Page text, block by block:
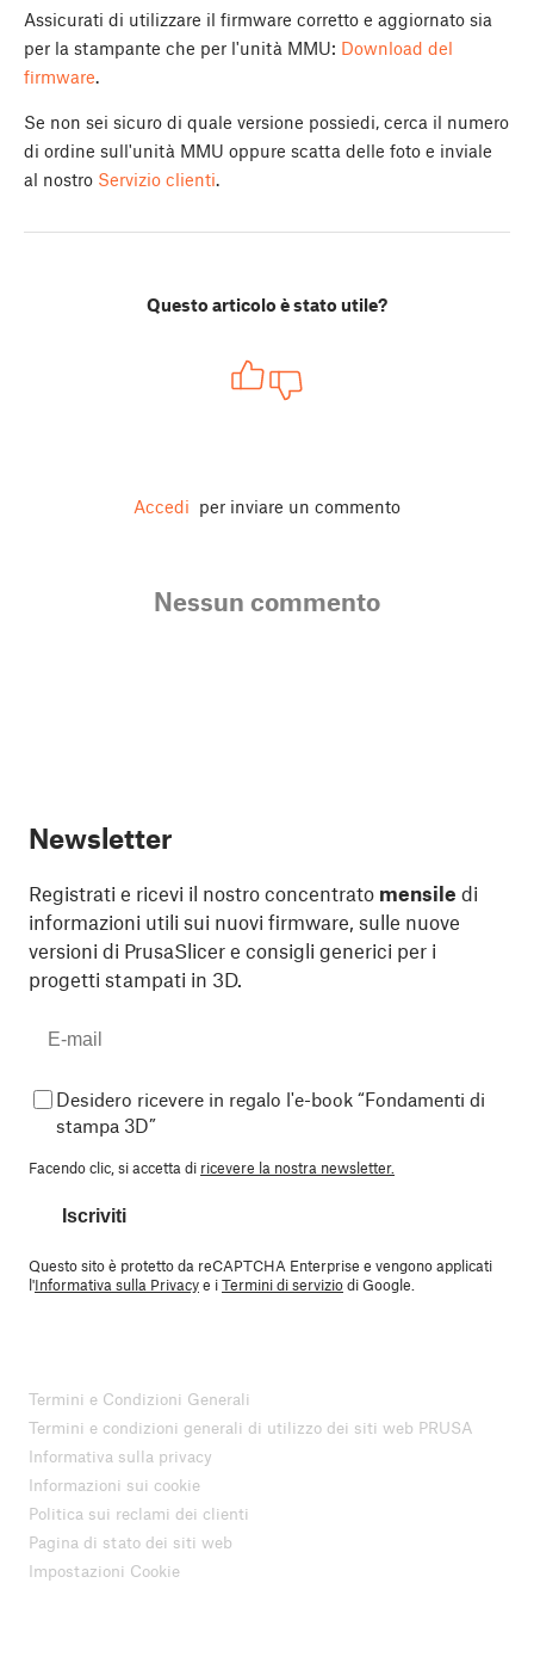
Assicurati di utilizzare il firmware corretto e aggiornato sia
per la stampante che per l'unità MMU: Download del
firmware.
Se non sei sicuro di quale versione possiedi, cerca il numero
di ordine sull'unità MMU oppure scatta delle foto e inviale
al nostro Servizio clienti.
Questo articolo è stato utile?
Accedi per inviare un commento
Nessun commento
Newsletter
Registrati e ricevi il nostro concentrato mensile di
informazioni utili sui nuovi firmware, sulle nuove
versioni di PrusaSlicer e consigli generici per i
progetti stampati in 3D.
Desidero ricevere in regalo l'e-book “Fondamenti di
stampa 3D”
Facendo clic, si accetta di ricevere la nostra newsletter.
Iscriviti
Questo sito è protetto da reCAPTCHA Enterprise e vengono applicati
l'Informativa sulla Privacye iTermini di serviziodi Google.
Termini e Condizioni Generali
Termini e condizioni generali di utilizzo dei siti web PRUSA
Informativa sulla privacy
Informazioni sui cookie
Politica sui reclami dei clienti
Pagina di stato dei siti web
Impostazioni Cookie